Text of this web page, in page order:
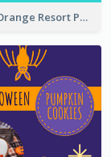
Blue And Orange Resort Photo Hotel Instagram Story